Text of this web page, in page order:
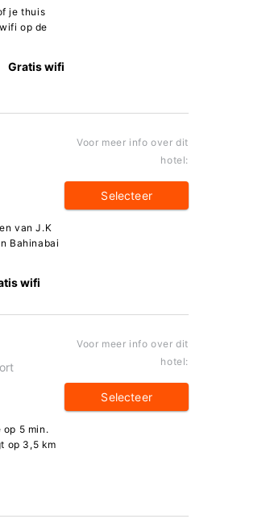
je thuis
op de
Gratis wifi
van J.K
Bahinabai
wifi
Voor meer info over dit
hotel:
Selecteer
5 min.
op 3,5 km
Voor meer info over dit
hotel:
Selecteer